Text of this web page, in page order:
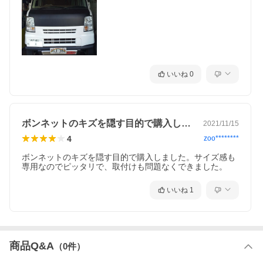
いいね 0
ボンネットのキズを隠す目的で購入しまし… 2021/11/15
4 zoo********
ボンネットのキズを隠す目的で購入しました。サイズ感も
専用なのでピッタリで、取付けも問題なくできました。
いいね 1
商品Q&A （0件）